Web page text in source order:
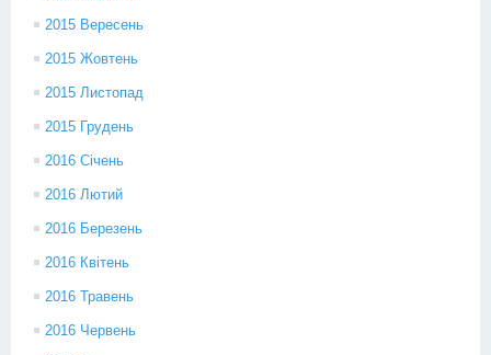
2015 Вересень
2015 Жовтень
2015 Листопад
2015 Грудень
2016 Січень
2016 Лютий
2016 Березень
2016 Квітень
2016 Травень
2016 Червень